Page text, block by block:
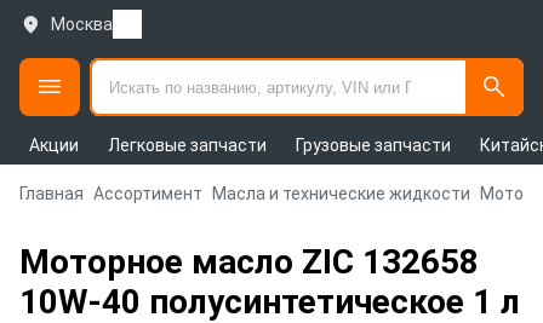
Москва
Акции Легковые запчасти Грузовые запчасти
Главная Ассортимент Масла и технические жидкости
Моторное масло ZIC 132658
10W-40 полусинтетическое 1 л